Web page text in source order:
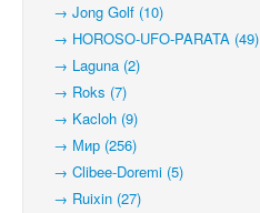
→ Jong Golf (10)
→ HOROSO-UFO-PARATA (49)
→ Laguna (2)
→ Roks (7)
→ Kacloh (9)
→ Мир (256)
→ Clibee-Doremi (5)
→ Ruixin (27)